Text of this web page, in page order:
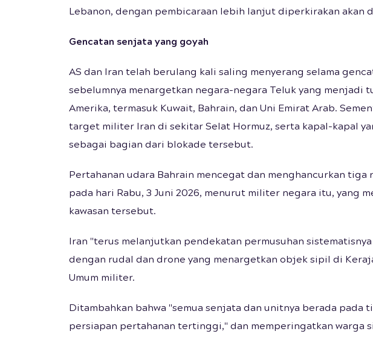
Lebanon, dengan pembicaraan lebih lanjut diperkirakan akan
Gencatan senjata yang goyah
AS dan Iran telah berulang kali saling menyerang selama
sebelumnya menargetkan negara-negara Teluk yang menjadi
Amerika, termasuk Kuwait, Bahrain, dan Uni Emirat Arab.
target militer Iran di sekitar Selat Hormuz, serta kapal-kapal
sebagai bagian dari blokade tersebut.
Pertahanan udara Bahrain mencegat dan menghancurkan tiga
pada hari Rabu, 3 Juni 2026, menurut militer negara itu, yang
kawasan tersebut.
Iran "terus melanjutkan pendekatan permusuhan
dengan rudal dan drone yang menargetkan objek sipil di
Umum militer.
Ditambahkan bahwa "semua senjata dan unitnya berada pada
persiapan pertahanan tertinggi," dan memperingatkan warga